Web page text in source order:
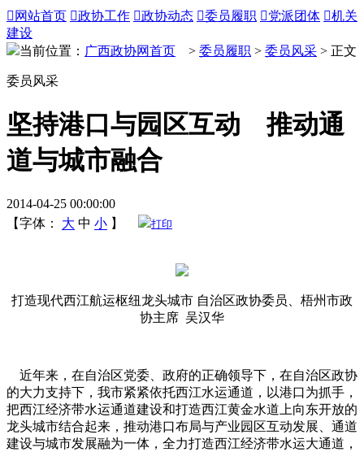
 网站首页 政协工作 政协动态 委员履职 党派团体 机关
建设
当前位置： 广西政协网首页 > 委员履职 > 委员风采 > 正文
委员风采
坚持港口与园区互动 推动通
道与城市融合
2014-04-25 00:00:00
【字体：
大 中 小 】 打印
打造现代西江航运枢纽龙头城市 自治区政协委员、梧州市政
协主席 吴汉华
近年来，在自治区党委、政府的正确领导下，在自治区政协
的大力支持下，我市紧紧依托西江水运通道，以港口为抓手，
把西江经济带水运通道建设和打造西江黄金水道上向东开放的
龙头城市结合起来，推动港口布局与产业园区互动发展、通道
建设与城市发展融为一体，全力打造西江经济带水运大通道，